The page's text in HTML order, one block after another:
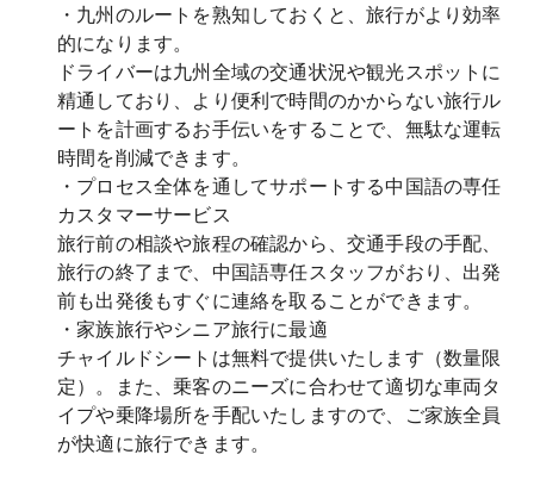
・九州のルートを熟知しておくと、旅行がより効率
的になります。
ドライバーは九州全域の交通状況や観光スポットに
精通しており、より便利で時間のかからない旅行ル
ートを計画するお手伝いをすることで、無駄な運転
時間を削減できます。
・プロセス全体を通してサポートする中国語の専任
カスタマーサービス
旅行前の相談や旅程の確認から、交通手段の手配、
旅行の終了まで、中国語専任スタッフがおり、出発
前も出発後もすぐに連絡を取ることができます。
・家族旅行やシニア旅行に最適
チャイルドシートは無料で提供いたします（数量限
定）。また、乗客のニーズに合わせて適切な車両タ
イプや乗降場所を手配いたしますので、ご家族全員
が快適に旅行できます。